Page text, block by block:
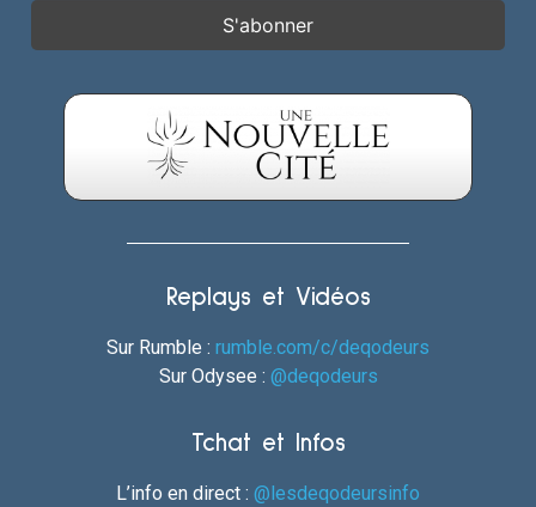
Replays et Vidéos
Sur Rumble : rumble.com/c/deqodeurs
Sur Odysee : @deqodeurs
Tchat et Infos
L’info en direct : @lesdeqodeursinfo